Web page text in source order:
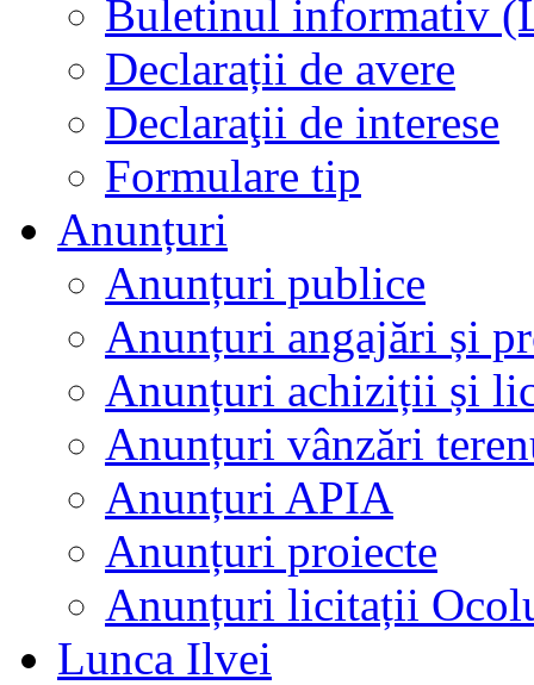
Buletinul informativ
Declarații de avere
Declaraţii de interese
Formulare tip
Anunțuri
Anunțuri publice
Anunțuri angajări și
Anunțuri achiziții și
Anunțuri vânzări
Anunțuri APIA
Anunțuri proiecte
Anunțuri licitații
Lunca Ilvei